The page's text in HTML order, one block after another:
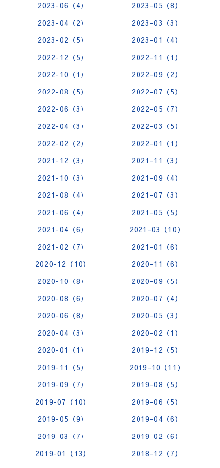
2023-06（4）
2023-05（8）
2023-04（2）
2023-03（3）
2023-02（5）
2023-01（4）
2022-12（5）
2022-11（1）
2022-10（1）
2022-09（2）
2022-08（5）
2022-07（5）
2022-06（3）
2022-05（7）
2022-04（3）
2022-03（5）
2022-02（2）
2022-01（1）
2021-12（3）
2021-11（3）
2021-10（3）
2021-09（4）
2021-08（4）
2021-07（3）
2021-06（4）
2021-05（5）
2021-04（6）
2021-03（10）
2021-02（7）
2021-01（6）
2020-12（10）
2020-11（6）
2020-10（8）
2020-09（5）
2020-08（6）
2020-07（4）
2020-06（8）
2020-05（3）
2020-04（3）
2020-02（1）
2020-01（1）
2019-12（5）
2019-11（5）
2019-10（11）
2019-09（7）
2019-08（5）
2019-07（10）
2019-06（5）
2019-05（9）
2019-04（6）
2019-03（7）
2019-02（6）
2019-01（13）
2018-12（7）